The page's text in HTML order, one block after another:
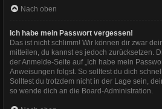
Nach oben
Ich habe mein Passwort vergessen!
Das ist nicht schlimm! Wir können dir zwar
mitteilen, du kannst es jedoch zurücksetzen.
der Anmelde-Seite auf „Ich habe mein
Anweisungen folgst. So solltest du dich
Solltest du trotzdem nicht in der Lage sein,
so wende dich an die Board-Administration.